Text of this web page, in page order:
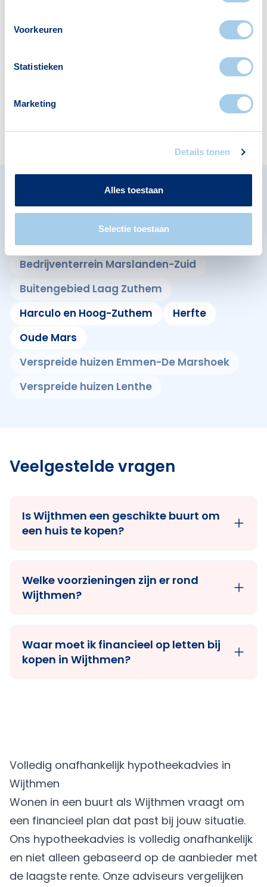
Voorkeuren
Statistieken
Marketing
Details tonen
Alles toestaan
Selectie toestaan
Voorzieningen in Wijthmen
Deze wijk heeft het allemaal voor je. Zo vind je
1
Omliggende buurten in Zwolle
Bekijk ook de andere buurten in de buurt.
Bedrijventerrein Marslanden-Zuid
Buitengebied Laag Zuthem
Harculo en Hoog-Zuthem
Herfte
Oude Mars
Verspreide huizen Emmen-De Marshoek
Verspreide huizen Lenthe
Veelgestelde vragen
Is Wijthmen een geschikte buurt om
een huis te kopen?
Welke voorzieningen zijn er rond
Wijthmen?
Waar moet ik financieel op letten bij
kopen in Wijthmen?
Volledig onafhankelijk hypotheekadvies in
Wijthmen
Wonen in een buurt als Wijthmen vraagt om
een financieel plan dat past bij jouw situatie.
Ons hypotheekadvies is volledig onafhankelijk
en niet alleen gebaseerd op de aanbieder met
de laagste rente. Onze adviseurs vergelijken